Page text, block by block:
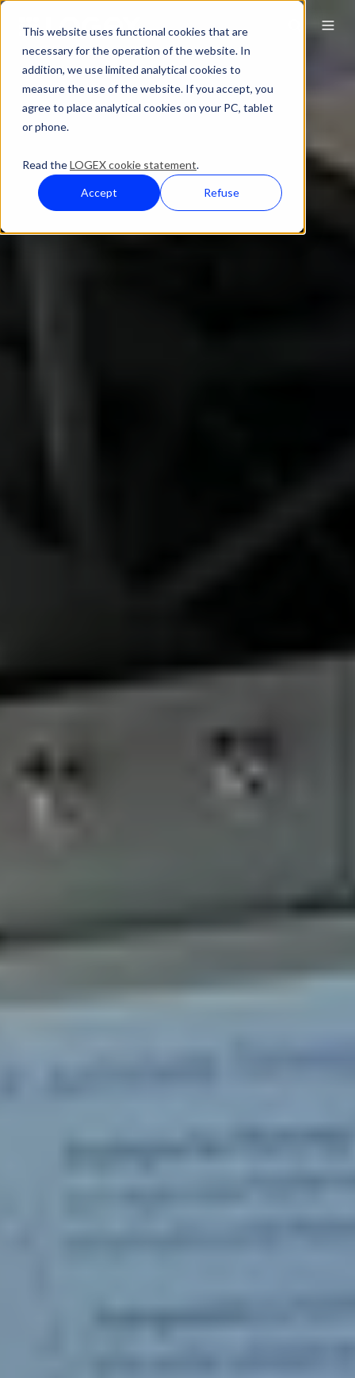
This website uses functional cookies that are
necessary for the operation of the website. In
addition, we use limited analytical cookies to
measure the use of the website. If you accept, you
agree to place analytical cookies on your PC, tablet
or phone.
Read theLOGEX cookie statement.
Accept Refuse